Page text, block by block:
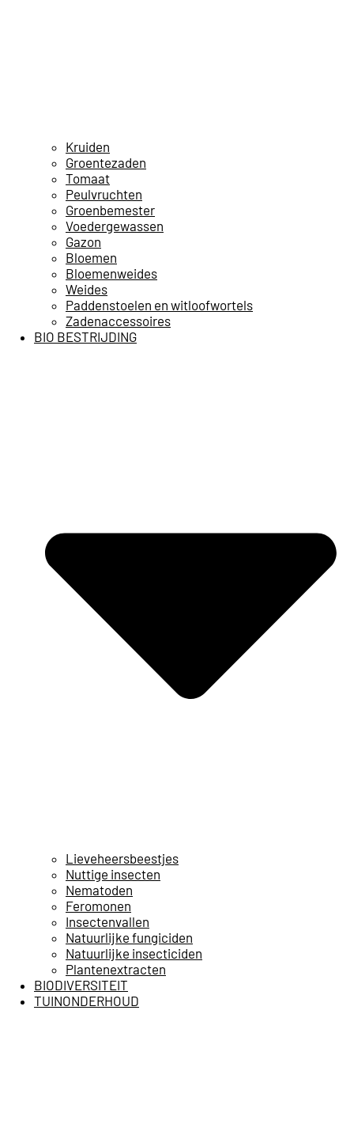
Kruiden
Groentezaden
Tomaat
Peulvruchten
Groenbemester
Voedergewassen
Gazon
Bloemen
Bloemenweides
Weides
Paddenstoelen en witloofwortels
Zadenaccessoires
BIO BESTRIJDING
Lieveheersbeestjes
Nuttige insecten
Nematoden
Feromonen
Insectenvallen
Natuurlijke fungiciden
Natuurlijke insecticiden
Plantenextracten
BIODIVERSITEIT
TUINONDERHOUD